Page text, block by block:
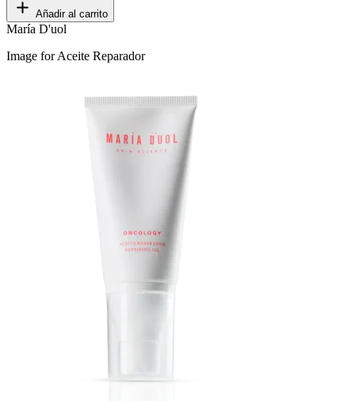
Añadir al carrito
María D'uol
Image for Aceite Reparador